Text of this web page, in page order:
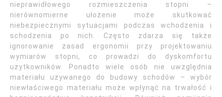
nieprawidłowego rozmieszczenia stopni –
nierównomierne ułożenie może skutkować
niebezpiecznymi sytuacjami podczas wchodzenia i
schodzenia po nich. Często zdarza się także
ignorowanie zasad ergonomii przy projektowaniu
wymiarów stopni, co prowadzi do dyskomfortu
użytkowników. Ponadto wiele osób nie uwzględnia
materiału używanego do budowy schodów – wybór
niewłaściwego materiału może wpłynąć na trwałość i